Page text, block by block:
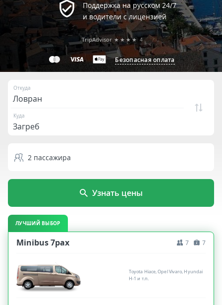
Поддержка на русском 24/7
и водители с лицензией
Безопасная оплата
TripAdvisor ★★★★ 4
Откуда
Куда
2 пассажира
Узнать цены
ЛУЧШИЙ ВЫБОР
Minibus 7pax 7 7
Toyota Hiace, Opel Vivaro, Hyundai
H-1 и т.п.